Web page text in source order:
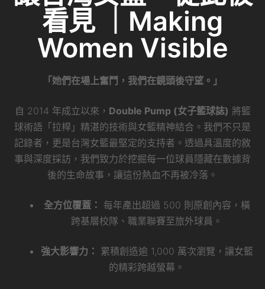
o
k
看見 ｜Making
Women Visible
「她們在場上奮鬥，我們在鏡頭後守望。」
自 2014 年成立以來， Double Pump (女子籃球誌) 將籃
球術語「拉桿」精湛的技術與女籃精神結合。我們不只是
記錄者，更是台灣女籃最堅定的支持者。透過具溫度的敘
事與深度採訪，我們致力於挖掘每一位球員隱藏在數據背
後的生命故事，讓這份熱血不再被冷落。
全方位覆蓋： 每年產出超過 500 則原創內容，橫
跨基層校隊、職業聯賽至旅外球員。
強大影響力：
累積創造逾 1,000 萬次瀏覽，讓女籃
的精彩跨越螢幕。